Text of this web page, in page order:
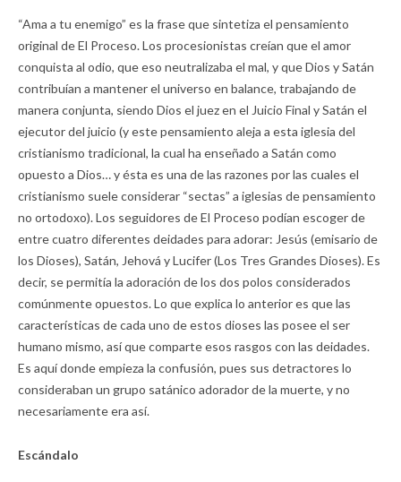
“Ama a tu enemigo” es la frase que sintetiza el pensamiento
original de El Proceso. Los procesionistas creían que el amor
conquista al odio, que eso neutralizaba el mal, y que Dios y Satán
contribuían a mantener el universo en balance, trabajando de
manera conjunta, siendo Dios el juez en el Juicio Final y Satán el
ejecutor del juicio (y este pensamiento aleja a esta iglesia del
cristianismo tradicional, la cual ha enseñado a Satán como
opuesto a Dios… y ésta es una de las razones por las cuales el
cristianismo suele considerar “sectas” a iglesias de pensamiento
no ortodoxo). Los seguidores de El Proceso podían escoger de
entre cuatro diferentes deidades para adorar: Jesús (emisario de
los Dioses), Satán, Jehová y Lucifer (Los Tres Grandes Dioses). Es
decir, se permitía la adoración de los dos polos considerados
comúnmente opuestos. Lo que explica lo anterior es que las
características de cada uno de estos dioses las posee el ser
humano mismo, así que comparte esos rasgos con las deidades.
Es aquí donde empieza la confusión, pues sus detractores lo
consideraban un grupo satánico adorador de la muerte, y no
necesariamente era así.
Escándalo